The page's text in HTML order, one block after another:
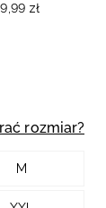
99 zł
rozmiar?
M